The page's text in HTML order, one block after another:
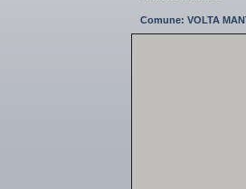
Comune: VOLTA